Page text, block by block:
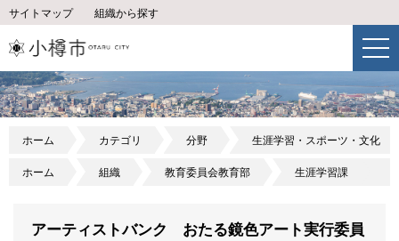
サイトマップ 組織から探す
ホーム カテゴリ 分野 生涯学習・スポーツ・文化
ホーム 組織 教育委員会教育部 生涯学習課
アーティストバンク おたる鏡色アート実行委員